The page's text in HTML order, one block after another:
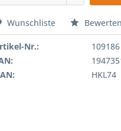
Wunschliste Bewerten
Nr.:
109186
HKL74